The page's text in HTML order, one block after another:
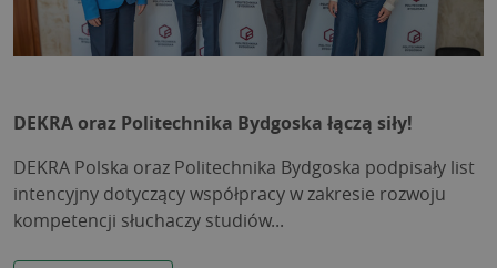
DEKRA oraz Politechnika Bydgoska łączą siły!
DEKRA Polska oraz Politechnika Bydgoska podpisały list
intencyjny dotyczący współpracy w zakresie rozwoju
kompetencji słuchaczy studiów...